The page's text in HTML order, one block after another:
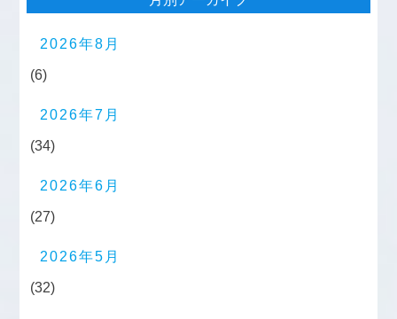
2026年8月
(6)
2026年7月
(34)
2026年6月
(27)
2026年5月
(32)